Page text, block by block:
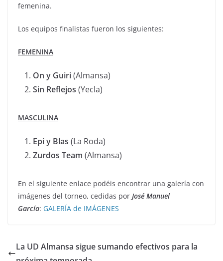
femenina.
Los equipos finalistas fueron los siguientes:
FEMENINA
On y Guiri(Almansa)
Sin Reflejos (Yecla)
MASCULINA
Epi y Blas (La Roda)
Zurdos Team (Almansa)
En el siguiente enlace podéis encontrar una galería con
imágenes del torneo, cedidas por José Manuel
García: GALERÍA de IMÁGENES
La UD Almansa sigue sumando efectivos para la